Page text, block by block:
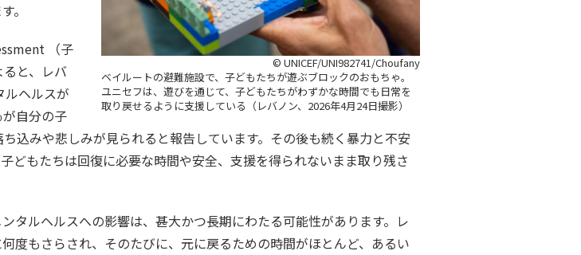
© UNICEF/UNI982741/Choufany
ベイルートの避難施設で、子どもたちが遊ぶブロックのおもちゃ。
ユニセフは、遊びを通じて、子どもたちがわずかな時間でも日常を
取り戻せるように支援している（レバノン、2026年4月24日撮影）
。
（子
と、レバ
ルヘルスが
自分の子
込みや悲しみが見られると報告しています。その後も続く暴力と不安
どもたちは回復に必要な時間や安全、支援を得られないまま取り残さ
タルヘルスへの影響は、甚大かつ長期にわたる可能性があります。レ
度もさらされ、そのたびに、元に戻るための時間がほとんど、あるい